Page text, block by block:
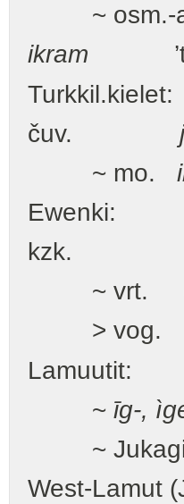
~ osm.-
ikram
čuv.
~ mo.
Ewenki:
kzk.
~ vrt.
> vog.
Lamuutit:
~ īg-,
~
West-Lamut